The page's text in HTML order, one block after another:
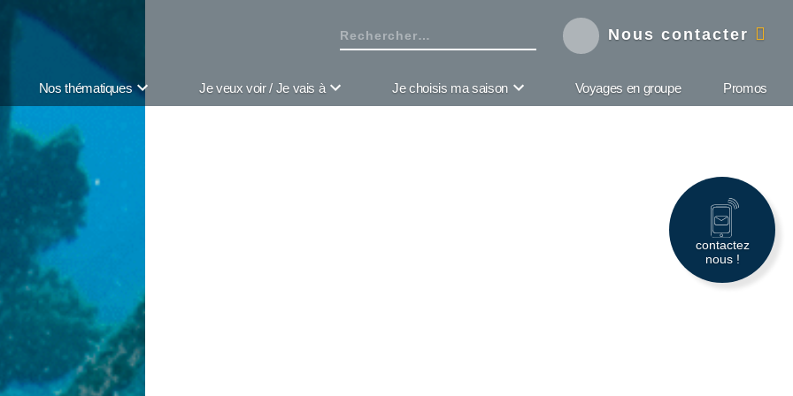
contactez
nous !
Nous contacter
Nos thématiques Je veux voir / Je vais à Je choisis ma saison Voyages en groupe Promos